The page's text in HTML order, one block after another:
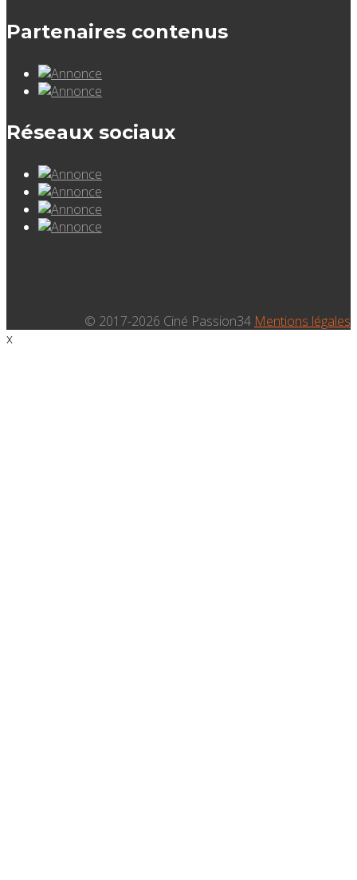
Partenaires contenus
Réseaux sociaux
© 2017-2026 Ciné Passion34 Mentions légales
x